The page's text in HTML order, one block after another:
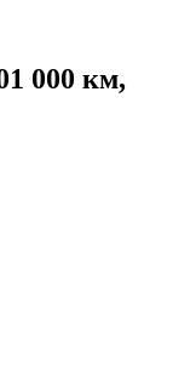
000 км,